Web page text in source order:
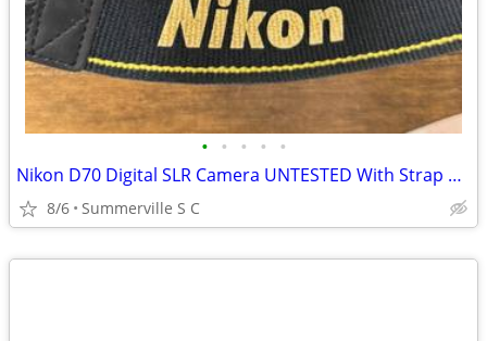
• • • • •
Nikon D70 Digital SLR Camera UNTESTED With Strap Plus Lens
8/6 Summerville S C